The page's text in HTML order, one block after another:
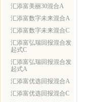
汇添富美丽30混合A
汇添富数字未来混合A
汇添富数字未来混合C
汇添富弘瑞回报混合发
起式C
汇添富弘瑞回报混合发
起式A
汇添富优选回报混合A
汇添富优选回报混合C